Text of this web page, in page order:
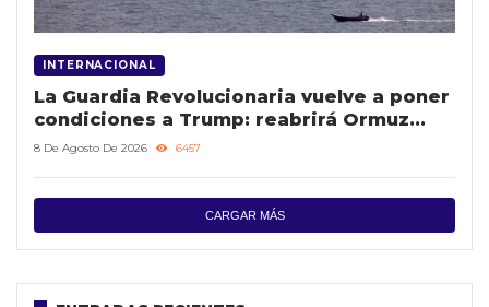
INTERNACIONAL
La Guardia Revolucionaria vuelve a poner
condiciones a Trump: reabrirá Ormuz
cuando EE UU ceda
8 De Agosto De 2026 6457
CARGAR MÁS